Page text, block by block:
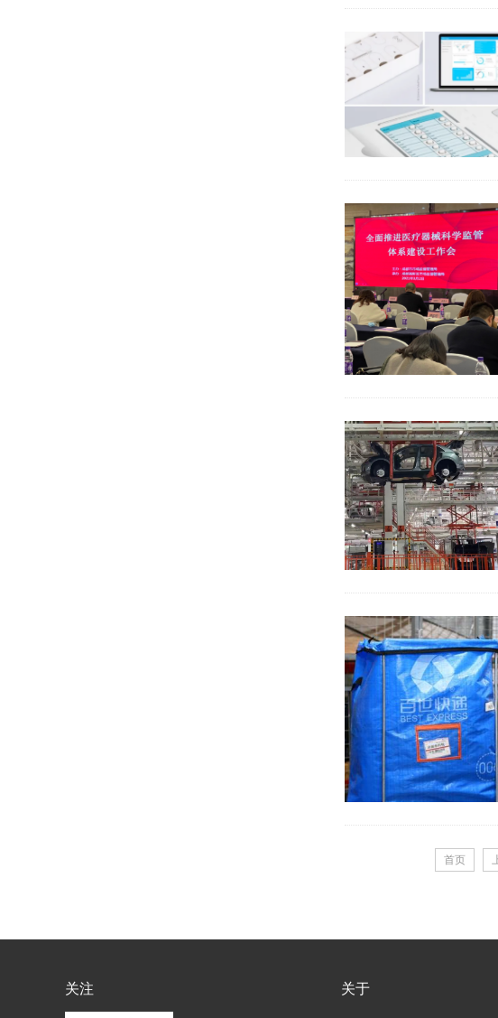
首页
关注 关于